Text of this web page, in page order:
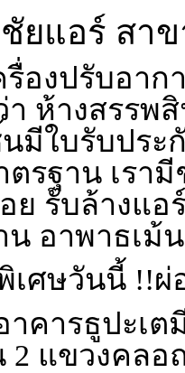
ยแอร์ สาข
รื่องปรับอา
า ห้างสรรพ
มีใบรับปร
รฐาน เรา
ย รับล้างแ
อาพาธเม้
เศษวันนี้ !!ผ่
าคารธูปะเ
2 แขวงคล